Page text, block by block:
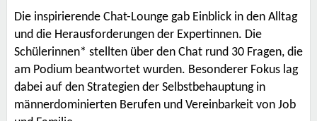
Die inspirierende Chat-Lounge gab Einblick in den Alltag
und die Herausforderungen der Expertinnen. Die
Schülerinnen* stellten über den Chat rund 30 Fragen, die
am Podium beantwortet wurden. Besonderer Fokus lag
dabei auf den Strategien der Selbstbehauptung in
männerdominierten Berufen und Vereinbarkeit von Job